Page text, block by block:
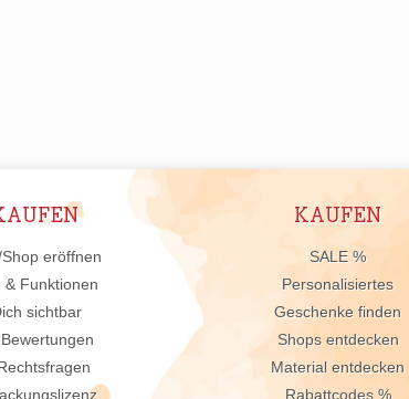
eröffnen
& Funktionen
sichtbar
KAUFEN
SALE %
Personalisiertes
Geschenke finden
Shops entdecken
Material entdecken
Rabattcodes %